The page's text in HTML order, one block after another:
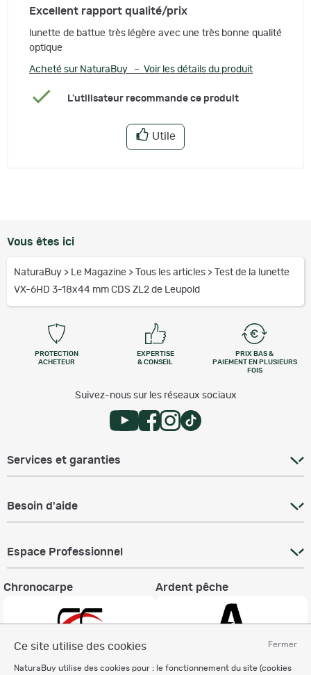
Fermer
Ce site utilise des cookies
NaturaBuy utilise des cookies pour : le fonctionnement du site (cookies
Excellent rapport qualité/prix
lunette de battue très légère avec une très bonne qualité
optique
Acheté sur NaturaBuy – Voir les détails du produit
L'utilisateur recommande ce produit
Utile
Vous êtes ici
NaturaBuy > Le Magazine > Tous les articles >
Test de la lunette
VX-6HD 3-18x44 mm CDS ZL2 de Leupold
PROTECTION
ACHETEUR
EXPERTISE
& CONSEIL
PRIX BAS &
PAIEMENT EN PLUSIEURS
FOIS
Suivez-nous sur les réseaux sociaux
Services et garanties
Besoin d'aide
Espace Professionnel
Chronocarpe Ardent pêche